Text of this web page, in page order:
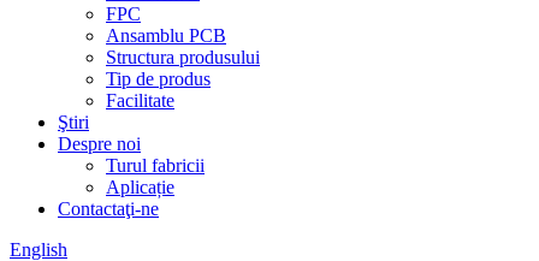
FPC
Ansamblu PCB
Structura produsului
Tip de produs
Facilitate
Ştiri
Despre noi
Turul fabricii
Aplicație
Contactaţi-ne
English